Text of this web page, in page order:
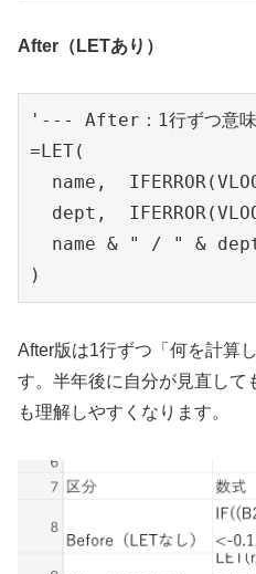
After（LETあり）
'--- After：1行ずつ意
=LET(
name,
dept,
name & " / " &
)
After版は1行ずつ「何を計算
す。半年後に自分が見直して
も理解しやすくなります。